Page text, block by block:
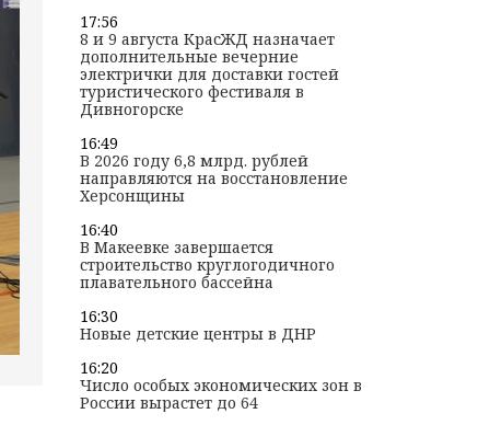
17:56
8 и 9 августа КрасЖД назначает
дополнительные вечерние
электрички для доставки гостей
туристического фестиваля в
Дивногорске
16:49
В 2026 году 6,8 млрд. рублей
направляются на восстановление
Херсонщины
16:40
В Макеевке завершается
строительство круглогодичного
плавательного бассейна
16:30
Новые детские центры в ДНР
16:20
Число особых экономических зон в
России вырастет до 64